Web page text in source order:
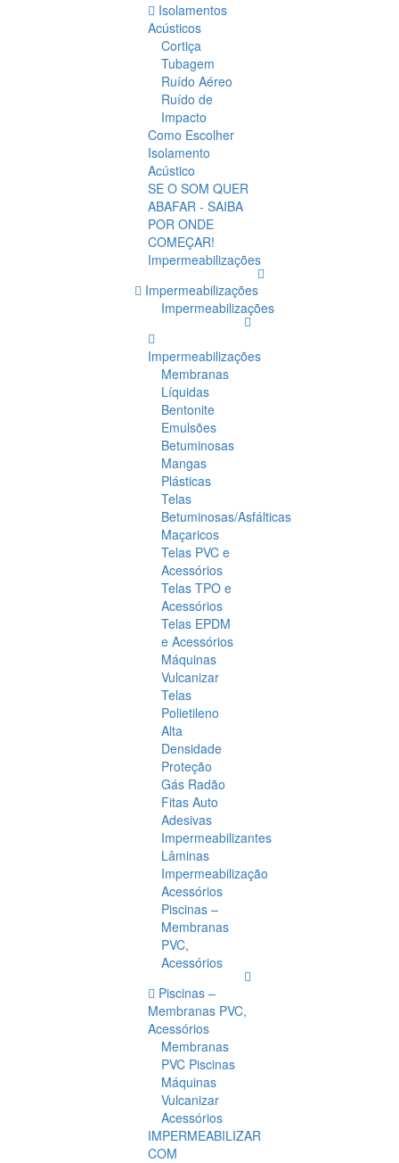
Isolamentos
Acústicos
Cortiça
Tubagem
Ruído Aéreo
Ruído de
Impacto
Como Escolher
Isolamento
Acústico
SE O SOM QUER
ABAFAR - SAIBA
POR ONDE
COMEÇAR!
Impermeabilizações
Impermeabilizações
Impermeabilizações
Impermeabilizações
Membranas
Líquidas
Bentonite
Emulsões
Betuminosas
Mangas
Plásticas
Telas
Betuminosas/Asfálticas
Maçaricos
Telas PVC e
Acessórios
Telas TPO e
Acessórios
Telas EPDM
e Acessórios
Máquinas
Vulcanizar
Telas
Polietileno
Alta
Densidade
Proteção
Gás Radão
Fitas Auto
Adesivas
Impermeabilizantes
Lâminas
Impermeabilização
Acessórios
Piscinas –
Membranas
PVC,
Acessórios
Piscinas –
Membranas PVC,
Acessórios
Membranas
PVC Piscinas
Máquinas
Vulcanizar
Acessórios
IMPERMEABILIZAR
COM